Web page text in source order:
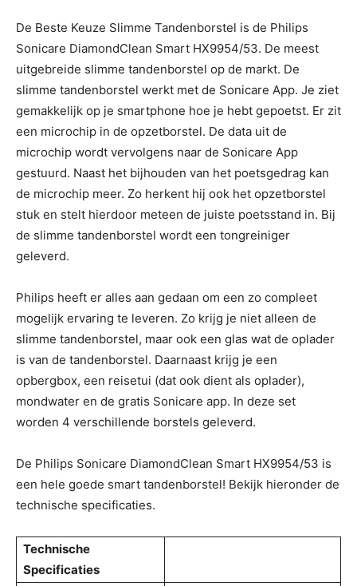
De Beste Keuze Slimme Tandenborstel is de Philips
Sonicare DiamondClean Smart HX9954/53. De meest
uitgebreide slimme tandenborstel op de markt. De
slimme tandenborstel werkt met de Sonicare App. Je ziet
gemakkelijk op je smartphone hoe je hebt gepoetst. Er zit
een microchip in de opzetborstel. De data uit de
microchip wordt vervolgens naar de Sonicare App
gestuurd. Naast het bijhouden van het poetsgedrag kan
de microchip meer. Zo herkent hij ook het opzetborstel
stuk en stelt hierdoor meteen de juiste poetsstand in. Bij
de slimme tandenborstel wordt een tongreiniger
geleverd.
Philips heeft er alles aan gedaan om een zo compleet
mogelijk ervaring te leveren. Zo krijg je niet alleen de
slimme tandenborstel, maar ook een glas wat de oplader
is van de tandenborstel. Daarnaast krijg je een
opbergbox, een reisetui (dat ook dient als oplader),
mondwater en de gratis Sonicare app. In deze set
worden 4 verschillende borstels geleverd.
De Philips Sonicare DiamondClean Smart HX9954/53 is
een hele goede smart tandenborstel! Bekijk hieronder de
technische specificaties.
Technische
Specificaties